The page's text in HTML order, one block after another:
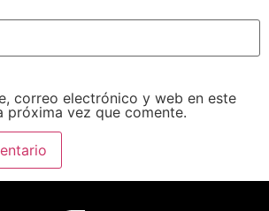
correo electrónico y web en este
próxima vez que comente.